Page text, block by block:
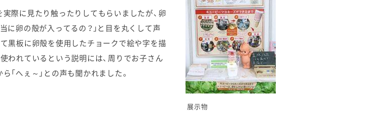
展示物
際に見たり触ったりしてもらいましたが、卵
に卵の殻が入ってるの？」と目を丸くして声
黒板に卵殻を使用したチョークで絵や字を描
われているという説明には、周りでお子さん
「へぇ～」との声も聞かれました。